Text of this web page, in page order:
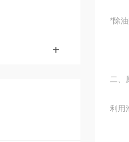
*除
二、
利用